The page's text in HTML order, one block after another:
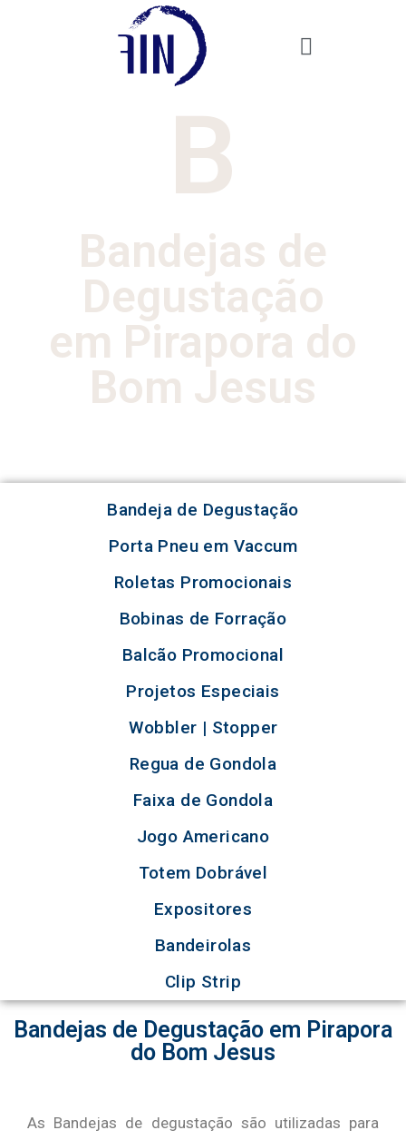
B
Bandejas de
Degustação
em Pirapora do
Bom Jesus
Bandeja de Degustação
Porta Pneu em Vaccum
Roletas Promocionais
Bobinas de Forração
Balcão Promocional
Projetos Especiais
Wobbler | Stopper
Regua de Gondola
Faixa de Gondola
Jogo Americano
Totem Dobrável
Expositores
Bandeirolas
Clip Strip
Bandejas de Degustação em Pirapora
do Bom Jesus
As Bandejas de degustação são utilizadas para